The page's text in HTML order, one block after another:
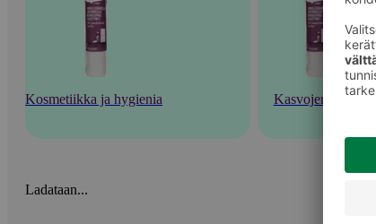
Kosmetiikka ja hygienia Kasvojenhoito
Ladataan...